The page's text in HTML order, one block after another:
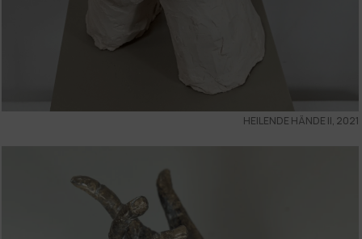
HEILENDE HÄNDE II, 2021